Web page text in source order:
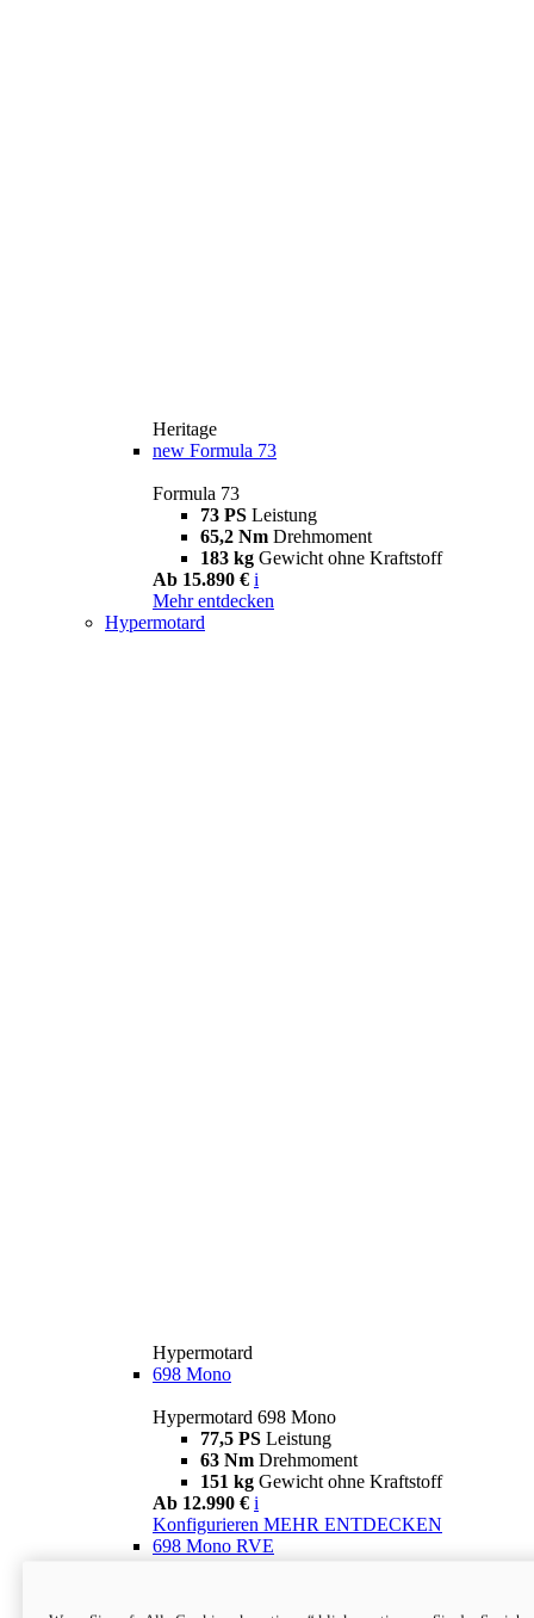
Heritage
new Formula 73
Formula 73
73 PS Leistung
65,2 Nm Drehmoment
183 kg Gewicht ohne Kraftstoff
Ab 15.890 € i
Mehr entdecken
Hypermotard
Hypermotard
698 Mono
Hypermotard 698 Mono
77,5 PS Leistung
63 Nm Drehmoment
151 kg Gewicht ohne Kraftstoff
Ab 12.990 € i
Konfigurieren MEHR ENTDECKEN
698 Mono RVE
77,5 PS
Leistung